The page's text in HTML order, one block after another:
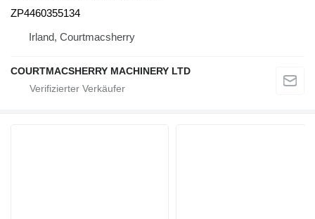
ZP4460355134
Irland, Courtmacsherry
COURTMACSHERRY MACHINERY LTD